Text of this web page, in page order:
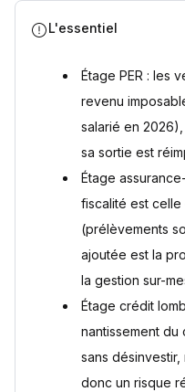
L'essentiel
Étage PER : les
revenu
salarié en
sa sortie est
Étage
fiscalité est celle
(prélèvements
ajoutée est la
la gestion sur-
Étage crédit
nantissement
sans
donc un risque